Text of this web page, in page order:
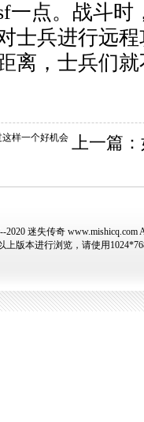
一点。战斗时
士兵进行远
离，士兵们
样一个好机会 上一篇：
2020 迷失传奇 www.mishicq.com
上版本进行浏览，请使用